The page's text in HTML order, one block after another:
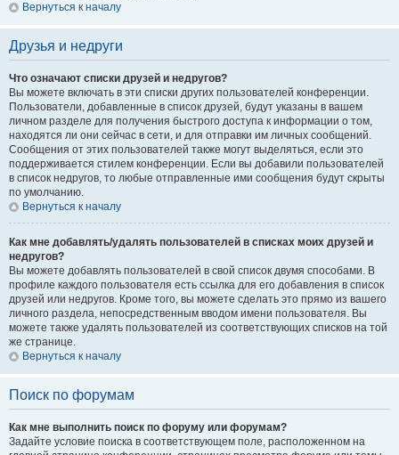
Вернуться к началу
Друзья и недруги
Что означают списки друзей и недругов?
Вы можете включать в эти списки других пользователей конференции.
Пользователи, добавленные в список друзей, будут указаны в вашем
личном разделе для получения быстрого доступа к информации о том,
находятся ли они сейчас в сети, и для отправки им личных сообщений.
Сообщения от этих пользователей также могут выделяться, если это
поддерживается стилем конференции. Если вы добавили пользователей
в список недругов, то любые отправленные ими сообщения будут скрыты
по умолчанию.
Вернуться к началу
Как мне добавлять/удалять пользователей в списках моих друзей и
недругов?
Вы можете добавлять пользователей в свой список двумя способами. В
профиле каждого пользователя есть ссылка для его добавления в список
друзей или недругов. Кроме того, вы можете сделать это прямо из вашего
личного раздела, непосредственным вводом имени пользователя. Вы
можете также удалять пользователей из соответствующих списков на той
же странице.
Вернуться к началу
Поиск по форумам
Как мне выполнить поиск по форуму или форумам?
Задайте условие поиска в соответствующем поле, расположенном на